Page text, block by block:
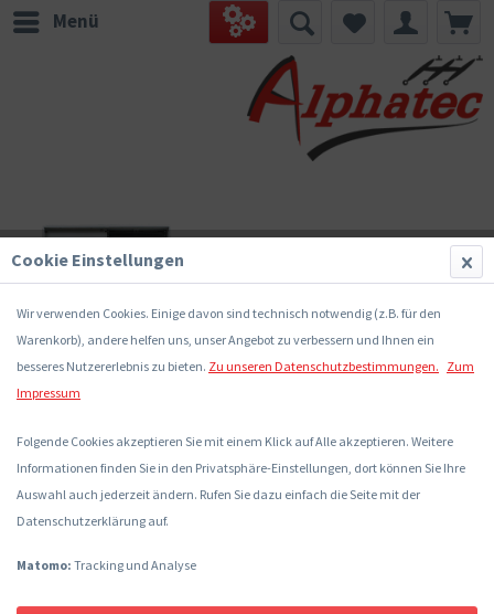
Menü
Automatenverteiler MP auf Rückwand
Topseller
Cookie Einstellungen
Wir verwenden Cookies. Einige davon sind technisch notwendig (z.B. für den
Warenkorb), andere helfen uns, unser Angebot zu verbessern und Ihnen ein
besseres Nutzererlebnis zu bieten. Zu unseren Datenschutzbestimmungen. Zum
Impressum
Folgende Cookies akzeptieren Sie mit einem Klick auf Alle akzeptieren. Weitere
Informationen finden Sie in den Privatsphäre-Einstellungen, dort können Sie Ihre
Auswahl auch jederzeit ändern. Rufen Sie dazu einfach die Seite mit der
Datenschutzerklärung auf.
Matomo: Tracking und Analyse